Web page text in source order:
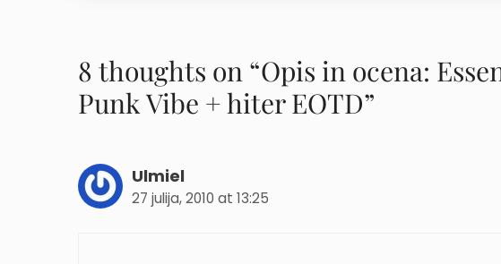
8 thoughts on “Opis in ocena:
Punk Vibe + hiter EOTD”
Ulmiel
27 julija, 2010 at 13:25